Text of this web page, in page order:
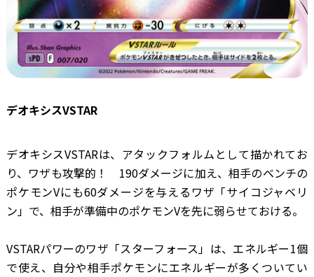
デオキシスVSTAR
デオキシスVSTARは、アタックフォルムとして描かれてお
り、ワザも攻撃的！ 190ダメージに加え、相手のベンチの
ポケモンVにも60ダメージを与えるワザ「サイコジャベリ
ン」で、相手が準備中のポケモンVを先に弱らせておける。
VSTARパワーのワザ「スターフォース」は、エネルギー1個
で使え、自分や相手ポケモンにエネルギーが多くついてい